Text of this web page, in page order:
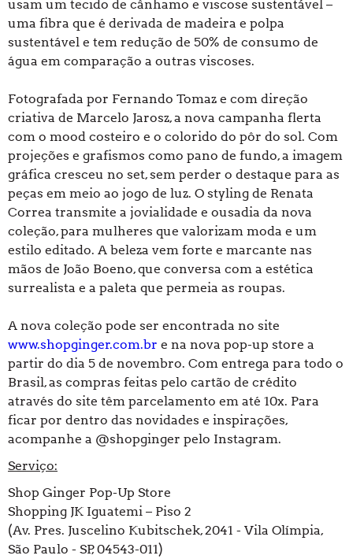
usam um tecido de cânhamo e viscose sustentável –
uma fibra que é derivada de madeira e polpa
sustentável e tem redução de 50% de consumo de
água em comparação a outras viscoses.
Fotografada por Fernando Tomaz e com direção
criativa de Marcelo Jarosz, a nova campanha flerta
com o mood costeiro e o colorido do pôr do sol. Com
projeções e grafismos como pano de fundo, a imagem
gráfica cresceu no set, sem perder o destaque para as
peças em meio ao jogo de luz. O styling de Renata
Correa transmite a jovialidade e ousadia da nova
coleção, para mulheres que valorizam moda e um
estilo editado. A beleza vem forte e marcante nas
mãos de João Boeno, que conversa com a estética
surrealista e a paleta que permeia as roupas.
A nova coleção pode ser encontrada no site
www.shopginger.com.br e na nova pop-up store a
partir do dia 5 de novembro. Com entrega para todo o
Brasil, as compras feitas pelo cartão de crédito
através do site têm parcelamento em até 10x. Para
ficar por dentro das novidades e inspirações,
acompanhe a @shopginger pelo Instagram.
Serviço:
Shop Ginger Pop-Up Store
Shopping JK Iguatemi – Piso 2
(Av. Pres. Juscelino Kubitschek, 2041 - Vila Olímpia,
São Paulo - SP, 04543-011)